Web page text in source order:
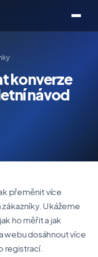
konverze
návod
přeměnit více
Ukážeme
ho měřit a jak
webu dosáhnout více
registrací.